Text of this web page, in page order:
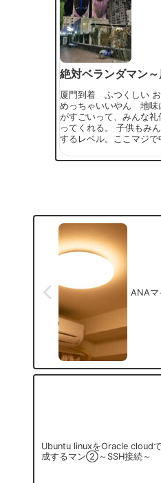
絶対ベランダマン
厦門到着 ふつくしい お
めっちゃいいやん 地味
がすごいって、みんな
ってくれる。 子供もみ
するレベル。ここマジで
ANAマ
Ubuntu linuxをOracle cloud
成するマン②～SSH接続～